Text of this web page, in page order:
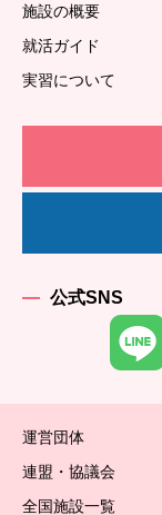
施設の概要
就活ガイド
実習について
公式SNS
運営団体
連盟・協議会
全国施設一覧